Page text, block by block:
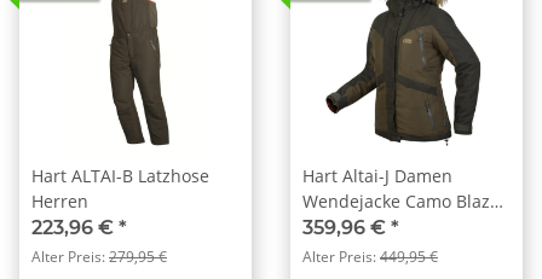
Hart ALTAI-B Latzhose
Herren
223,96 € *
Alter Preis:279,95 €
Hart Altai-J Damen
Wendejacke Camo Blaze
orange braun
359,96 € *
Alter Preis:449,95 €